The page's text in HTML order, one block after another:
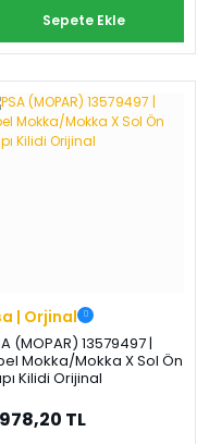
Sepete Ekle
| Orjinal
(MOPAR) 13579497 |
Mokka/Mokka X Sol Ön
Kilidi Orijinal
TL